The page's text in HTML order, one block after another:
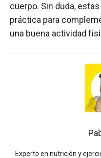
cuerpo. Sin duda,
práctica para
una buena actividad
Experto en nutrición y